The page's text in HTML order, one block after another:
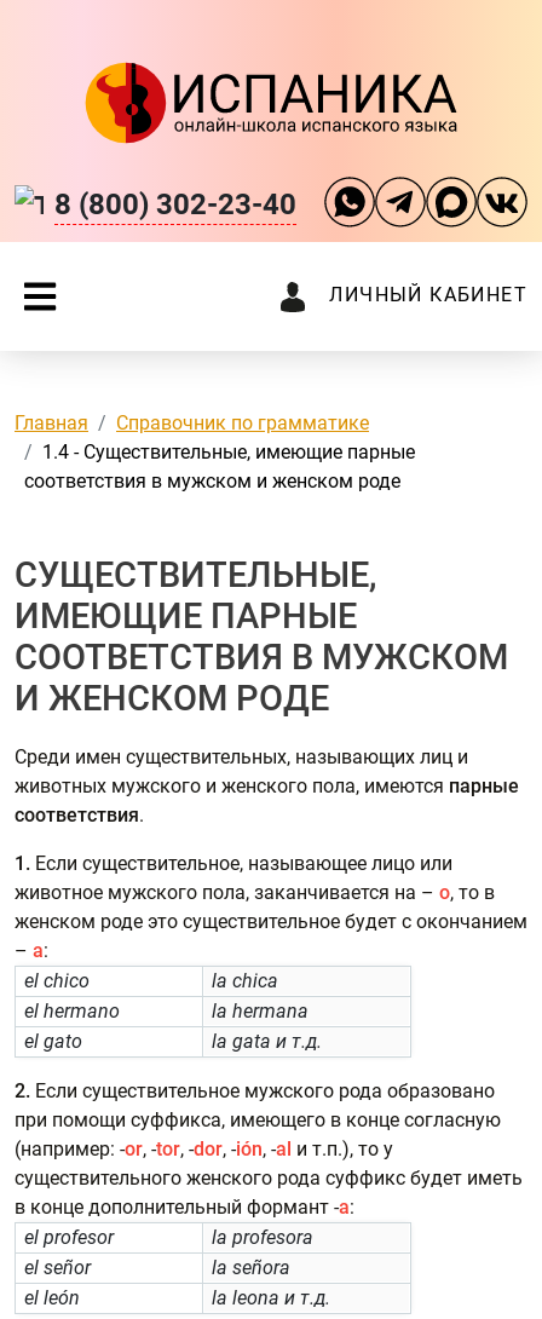
8 (800) 302-23-40
ЛИЧНЫЙ КАБИНЕТ
Главная
Справочник по грамматике
1.4 - Существительные, имеющие парные
соответствия в мужском и женском роде
СУЩЕСТВИТЕЛЬНЫЕ,
ИМЕЮЩИЕ ПАРНЫЕ
СООТВЕТСТВИЯ В МУЖСКОМ
И ЖЕНСКОМ РОДЕ
Среди имен существительных, называющих лиц и
животных мужского и женского пола, имеются парные
соответствия.
1. Если существительное, называющее лицо или
животное мужского пола, заканчивается на – o, то в
женском роде это существительное будет с окончанием
– a:
el chico
la chica
el hermano
la hermana
el gato
la gata и т.д.
2. Если существительное мужского рода образовано
при помощи суффикса, имеющего в конце согласную
(например: -or, -tor, -dor, -ión, -al и т.п.), то у
существительного женского рода суффикс будет иметь
в конце дополнительный формант -а:
el profesor
la profesora
el señor
la señora
el león
la leona и т.д.